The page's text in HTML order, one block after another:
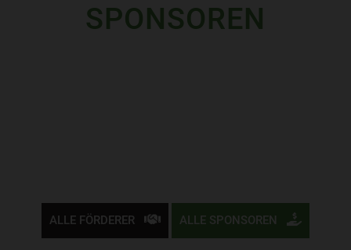
SPONSOREN
ALLE FÖRDERER ALLE SPONSOREN